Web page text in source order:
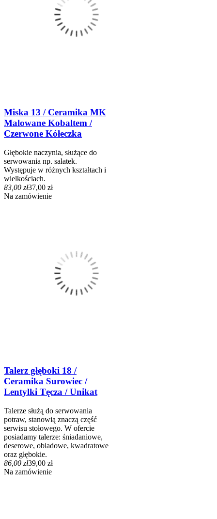
Miska 13 / Ceramika MK
Malowane Kobaltem /
Czerwone Kółeczka
Głębokie naczynia, służące do
serwowania np. sałatek.
Występuje w różnych kształtach i
wielkościach.
83,00 zł37,00 zł
Na zamówienie
Talerz głęboki 18 /
Ceramika Surowiec /
Lentylki Tęcza / Unikat
Talerze służą do serwowania
potraw, stanowią znaczą część
serwisu stołowego. W ofercie
posiadamy talerze: śniadaniowe,
deserowe, obiadowe, kwadratowe
oraz głębokie.
86,00 zł39,00 zł
Na zamówienie